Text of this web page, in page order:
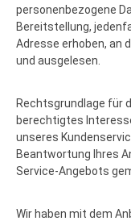
personenbezogene
Bereitstellung,
Adresse erhoben, an
und ausgelesen.
Rechtsgrundlage für
berechtigtes
unseres
Beantwortung Ihres
Service-Angebots
Wir haben mit dem